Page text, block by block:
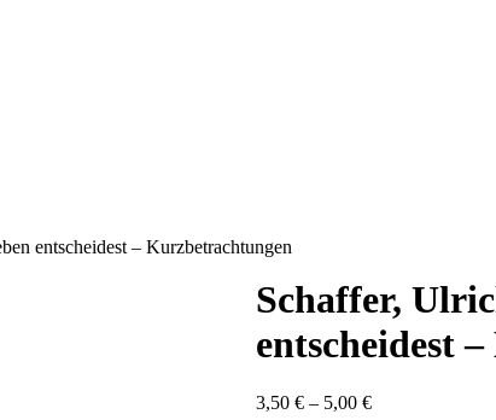
entscheidest – Kurzbetrachtungen
Schaffer,
entscheidest
3,50 € – 5,00 €Preisspanne: